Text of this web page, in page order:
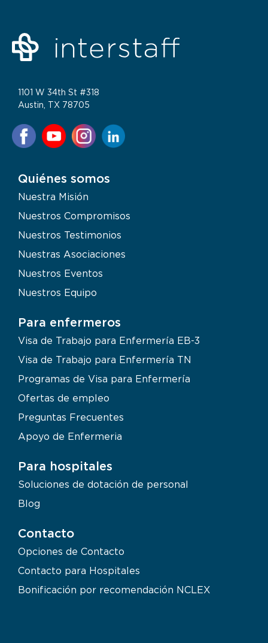
1101 W 34th St #318
Austin, TX 78705
Quiénes somos
Nuestra Misión
Nuestros Compromisos
Nuestros Testimonios
Nuestras Asociaciones
Nuestros Eventos
Nuestros Equipo
Para enfermeros
Visa de Trabajo para Enfermería EB-3
Visa de Trabajo para Enfermería TN
Programas de Visa para Enfermería
Ofertas de empleo
Preguntas Frecuentes
Apoyo de Enfermeria
Para hospitales
Soluciones de dotación de personal
Blog
Contacto
Opciones de Contacto
Contacto para Hospitales
Bonificación por recomendación NCLEX